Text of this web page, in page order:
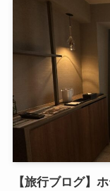
【旅行ブログ】